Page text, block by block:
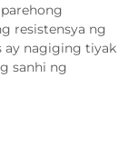
resistensya ng
ay nagiging tiyak
sanhi ng